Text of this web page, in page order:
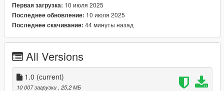
-Hq Interior
-Hq Exterior
-All Doors and all seats work correctly
-Good Mirror Reflection
-All indicators/lights work correctly
-Interior Light Also Work
-Correct first person view camera
Первая загрузка: 10 июля 2025
Последнее обновление: 10 июля 2025
Последнее скачивание: 44 минуты назад
All Versions
1.0 (current)
10 007 загрузки, 25,2 МБ